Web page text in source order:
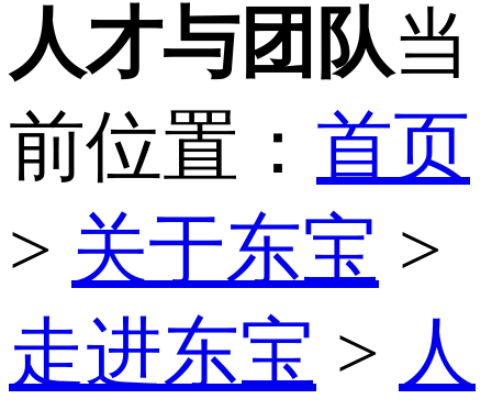
人才与团队当
前位置： 首页
> 关于东宝 >
走进东宝 > 人